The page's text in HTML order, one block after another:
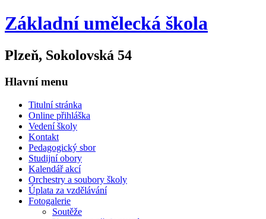
Základní umělecká škola
Plzeň, Sokolovská 54
Hlavní menu
Titulní stránka
Online přihláška
Vedení školy
Kontakt
Pedagogický sbor
Studijní obory
Kalendář akcí
Orchestry a soubory školy
Úplata za vzdělávání
Fotogalerie
Soutěže